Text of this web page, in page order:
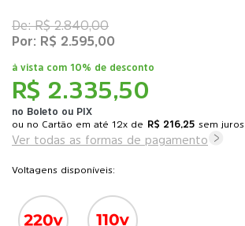
R$ 2.335,50
no Boleto ou PIX
à vista com 10% de desconto
R$ 2.840,00
R$ 2.595,00
ou 12x de R$ 216,25 sem juros
Ver todas as formas de pagamento
Voltagens disponíveis: